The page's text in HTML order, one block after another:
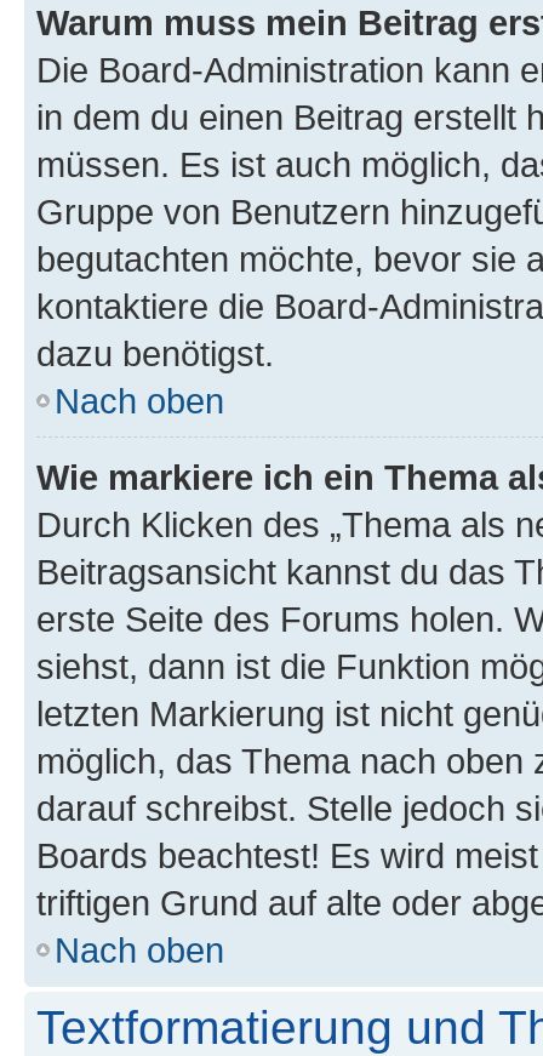
Warum muss mein Beitrag
Die Board-Administration kann
in dem du einen Beitrag erstellt
müssen. Es ist auch möglich,
Gruppe von Benutzern
begutachten möchte, bevor sie
kontaktiere die Board-
dazu benötigst.
Nach oben
Wie markiere ich ein Thema
Durch Klicken des „Thema als
Beitragsansicht kannst du das
erste Seite des Forums holen.
siehst, dann ist die Funktion
letzten Markierung ist nicht
möglich, das Thema nach oben
darauf schreibst. Stelle jedoch
Boards beachtest! Es wird
triftigen Grund auf alte oder
Nach oben
Textformatierung und